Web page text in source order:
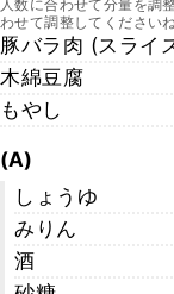
人数に合わせて分量を調
わせて調整してくださいね
豚バラ肉 (スライ
木綿豆腐
もやし
(A)
しょうゆ
みりん
酒